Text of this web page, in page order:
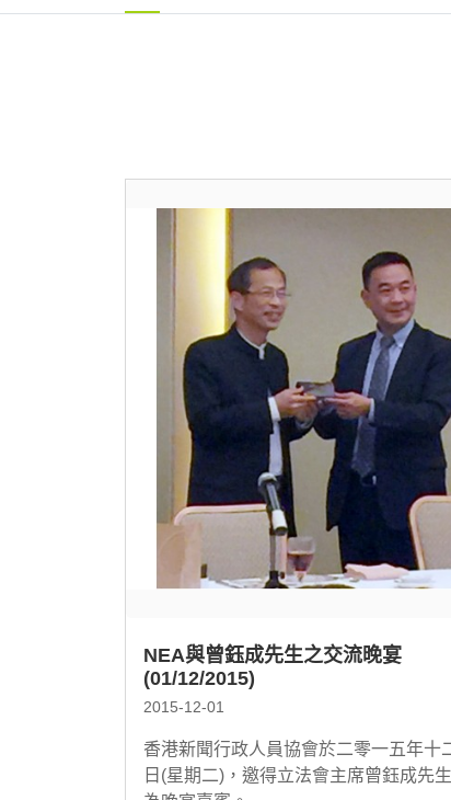
NEA與曾鈺成先生之交流晚宴
(01/12/2015)
2015-12-01
香港新聞行政人員協會於二零一五年十
日(星期二)，邀得立法會主席曾鈺成先